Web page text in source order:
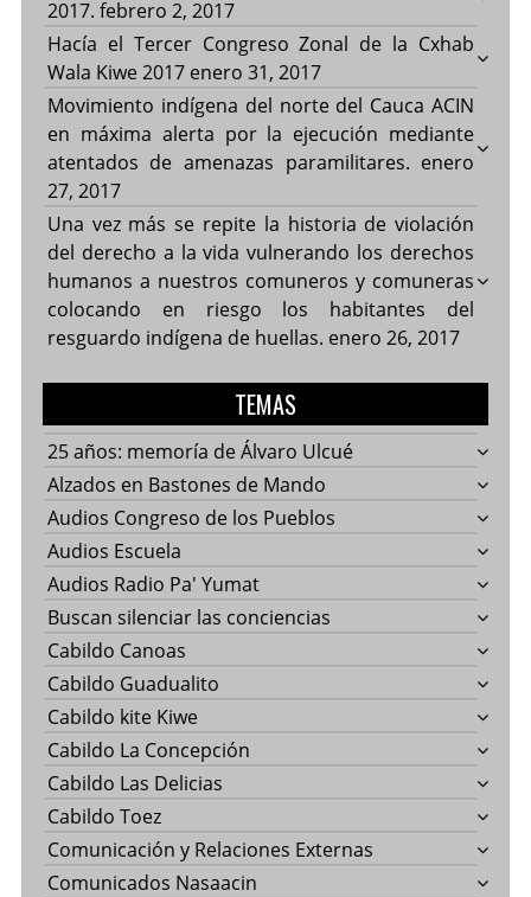
2017. febrero 2, 2017
Hacía el Tercer Congreso Zonal de la Cxhab
Wala Kiwe 2017 enero 31, 2017
Movimiento indígena del norte del Cauca ACIN
en máxima alerta por la ejecución mediante
atentados de amenazas paramilitares. enero
27, 2017
Una vez más se repite la historia de violación
del derecho a la vida vulnerando los derechos
humanos a nuestros comuneros y comuneras
colocando en riesgo los habitantes del
resguardo indígena de huellas. enero 26, 2017
TEMAS
25 años: memoría de Álvaro Ulcué
Alzados en Bastones de Mando
Audios Congreso de los Pueblos
Audios Escuela
Audios Radio Pa' Yumat
Buscan silenciar las conciencias
Cabildo Canoas
Cabildo Guadualito
Cabildo kite Kiwe
Cabildo La Concepción
Cabildo Las Delicias
Cabildo Toez
Comunicación y Relaciones Externas
Comunicados Nasaacin